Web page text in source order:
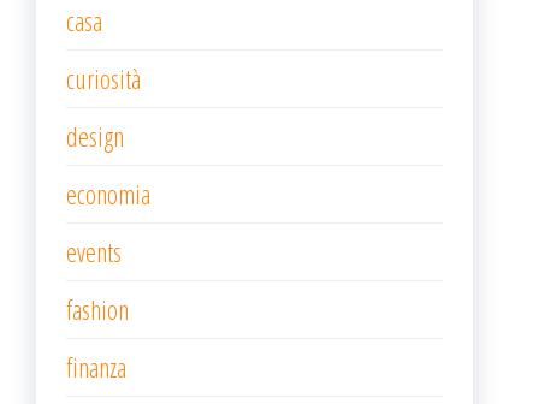
casa
curiosità
design
economia
events
fashion
finanza